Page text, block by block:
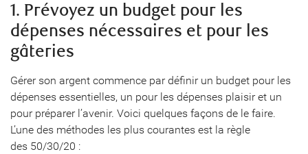
1. Prévoyez un budget pour les
dépenses nécessaires et pour les
gâteries
Gérer son argent commence par définir un budget pour les
dépenses essentielles, un pour les dépenses plaisir et un
pour préparer l’avenir. Voici quelques façons de le faire.
L’une des méthodes les plus courantes est la règle
des 50/30/20 :